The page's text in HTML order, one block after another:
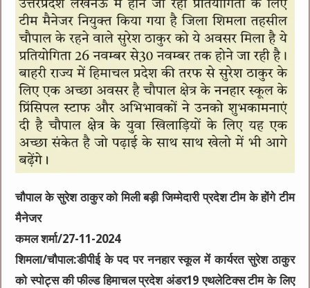
चौपाल के सुरेश ठाकुर को मिली बड़ी जिम्मेदारी प्रदेश टीम के होंगे टीम
मैनेजर
कमल शर्मा/27-11-2024
शिमला/चौपाल:डीपीई के पद पर ननहार स्कूल में कार्यरत सुरेश ठाकुर
को स्पोट्स की फील्ड हिमाचल प्रदेश अंडर19 एथलेटिक्स टीम के लिए